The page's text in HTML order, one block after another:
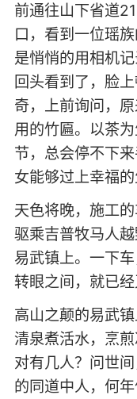
前通往山下省道
口，看到一位瑶
是悄悄的用相机
回头看到了，脸
奇，上前询问，
用的竹匾。以茶
节，总会停不下
女能够过上幸福的
天色将晚，施工
驱乘吉普牧马人
易武镇上。一下
转眼之间，就已经
高山之颠的易武
清泉煮活水，烹
对有几人？问世
的同道中人，何